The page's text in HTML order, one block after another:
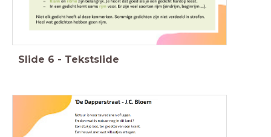
Slide 6 - Tekstslide